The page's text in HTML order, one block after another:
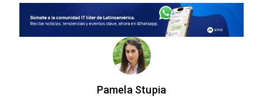
Pamela Stupia